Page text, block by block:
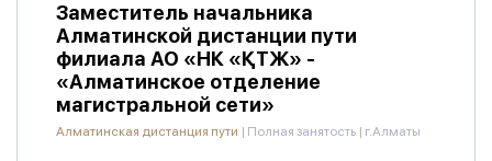
Заместитель начальника
Алматинской дистанции пути
филиала АО «НК «ҚТЖ» -
«Алматинское отделение
магистральной сети»
Алматинская дистанция пути | Полная занятость | г.Алматы